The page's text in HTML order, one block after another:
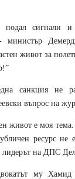
подал сигнали
министър
живот за
санкция не
въпрос на
живот е моя
ресурс не
лидерът на ДПС
му Хамид